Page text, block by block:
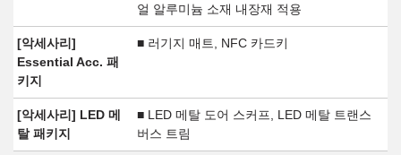
얼 알루미늄 소재 내장재 적용
[악세사리]
Essential Acc. 패
키지
■ 러기지 매트, NFC 카드키
[악세사리] LED 메
탈 패키지
■ LED 메탈 도어 스커프, LED 메탈 트랜스
버스 트림